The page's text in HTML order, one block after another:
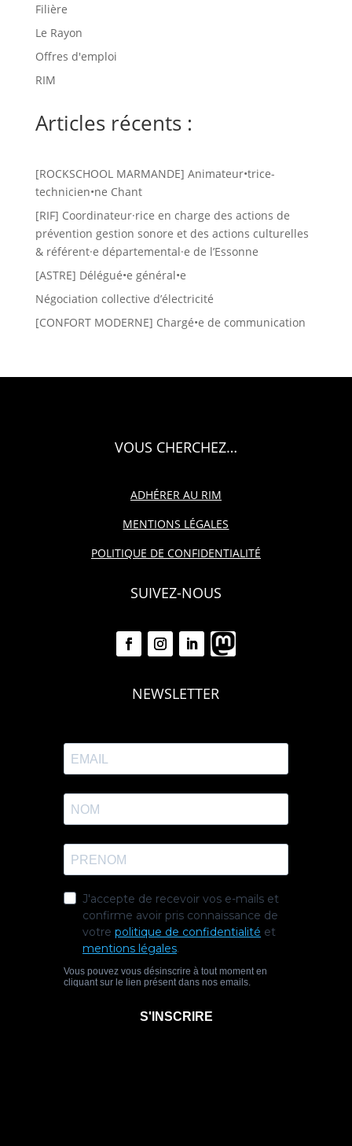
Filière
Le Rayon
Offres d'emploi
RIM
Articles récents :
[ROCKSCHOOL MARMANDE] Animateur•trice-
technicien•ne Chant
[RIF] Coordinateur·rice en charge des actions de
prévention gestion sonore et des actions culturelles
& référent·e départemental·e de l’Essonne
[ASTRE] Délégué•e général•e
Négociation collective d’électricité
[CONFORT MODERNE] Chargé•e de communication
VOUS CHERCHEZ…
ADHÉRER AU RIM
MENTIONS LÉGALES
POLITIQUE DE CONFIDENTIALITÉ
SUIVEZ-NOUS
NEWSLETTER